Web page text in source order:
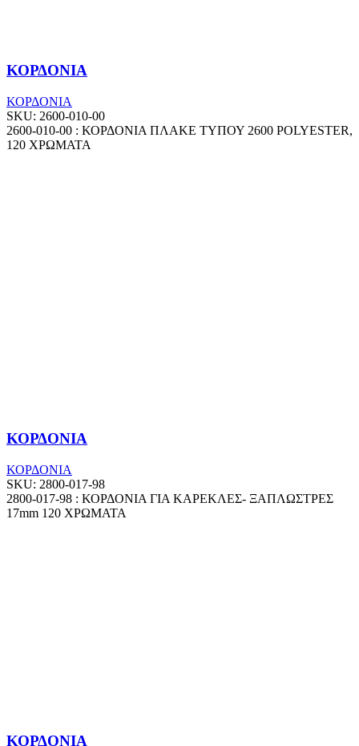
ΚΟΡΔΟΝΙΑ
ΚΟΡΔΟΝΙΑ
SKU: 2600-010-00
2600-010-00 : ΚΟΡΔΟΝΙΑ ΠΛΑΚΕ ΤΥΠΟΥ 2600 POLYESTER,
120 ΧΡΩΜΑΤΑ
ΚΟΡΔΟΝΙΑ
ΚΟΡΔΟΝΙΑ
SKU: 2800-017-98
2800-017-98 : ΚΟΡΔΟΝΙΑ ΓΙΑ ΚΑΡΕΚΛΕΣ- ΞΑΠΛΩΣΤΡΕΣ
17mm 120 ΧΡΩΜΑΤΑ
ΚΟΡΔΟΝΙΑ